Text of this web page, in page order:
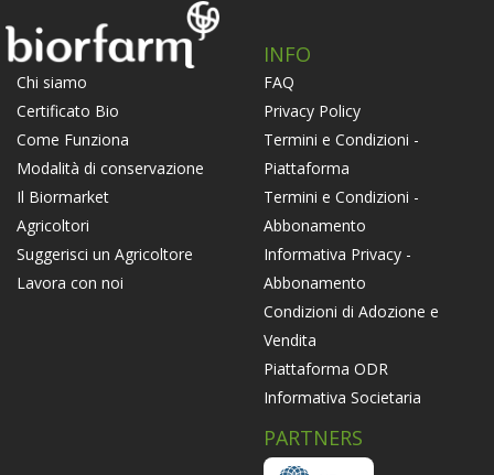
Chi siamo
Certificato Bio
Come Funziona
Modalità di conservazione
Il Biormarket
Agricoltori
Suggerisci un Agricoltore
Lavora con noi
INFO
FAQ
Privacy Policy
Termini e Condizioni -
Piattaforma
Termini e Condizioni -
Abbonamento
Informativa Privacy -
Abbonamento
Condizioni di Adozione e
Vendita
Piattaforma ODR
Informativa Societaria
PARTNERS